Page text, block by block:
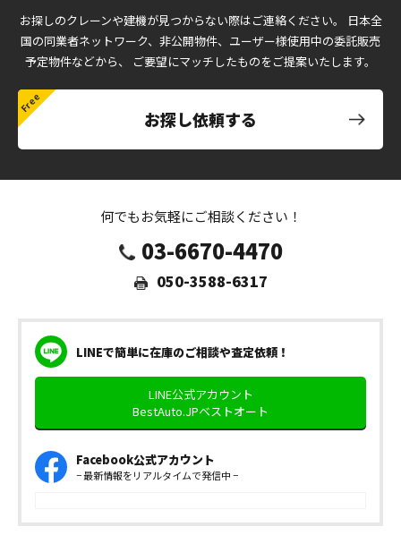
お探しのクレーンや建機が見つからない際はご連絡ください。
日本全
国の同業者ネットワーク、非公開物件、ユーザー様使用中の委託販売
予定物件などから、
ご要望にマッチしたものをご提案いたします。
お探し依頼する
何でもお気軽にご相談ください！
03-6670-4470
050-3588-6317
LINEで簡単に在庫のご相談や査定依頼！
LINE公式アカウント
BestAuto.JPベストオート
Facebook公式アカウント
− 最新情報をリアルタイムで発信中 −